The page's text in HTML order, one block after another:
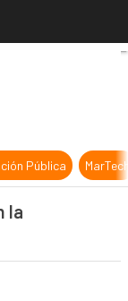
seguridad
Pública
la